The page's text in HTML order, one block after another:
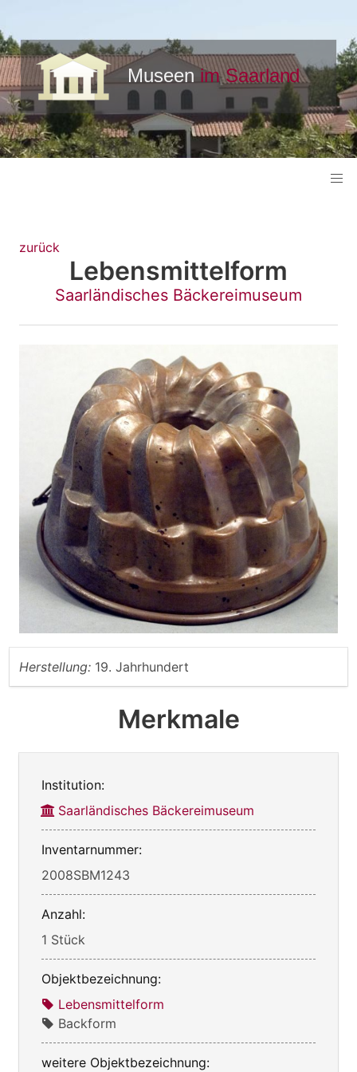
zurück
Lebensmittelform
Saarländisches Bäckereimuseum
Herstellung: 19. Jahrhundert
Merkmale
Institution:
Saarländisches Bäckereimuseum
Inventarnummer:
2008SBM1243
Anzahl:
1 Stück
Objektbezeichnung:
Lebensmittelform
Backform
weitere Objektbezeichnung: